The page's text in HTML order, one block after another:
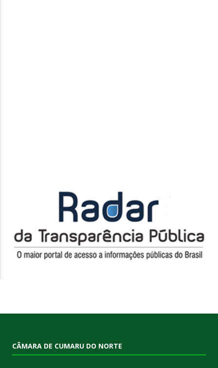
CÂMARA DE CUMARU DO NORTE